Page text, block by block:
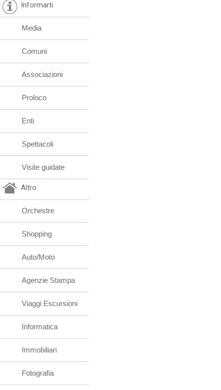
Informarti
Media
Comuni
Associazioni
Proloco
Enti
Spettacoli
Visite guidate
Altro
Orchestre
Shopping
Auto/Moto
Agenzie Stampa
Viaggi Escursioni
Informatica
Immobiliari
Fotografia